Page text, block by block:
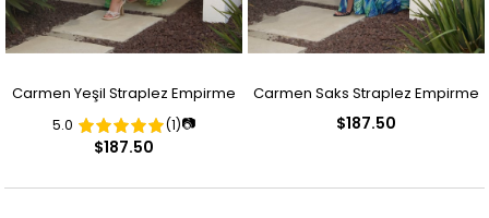
Carmen Yeşil Straplez Empirme
Desenli Abiye Elbise
5.0 (1)📷
$187.50
Carmen Saks Straplez Empirme
$187.50